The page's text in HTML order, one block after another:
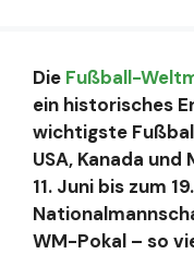
Die Fußball-
ein historisches
wichtigste
USA, Kanada
11. Juni bis zum
WM-Pokal – so